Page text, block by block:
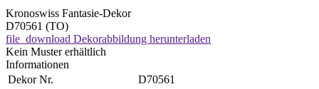
Kronoswiss Fantasie-Dekor
D70561 (TO)
file_download Dekorabbildung herunterladen
Kein Muster erhältlich
Informationen
Dekor Nr.
D70561